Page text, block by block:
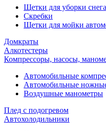
Щетки для уборки
Скребки
Щетки для мойки
Домкраты
Алкотестеры
Компрессоры, насосы,
Автомобильные
Автомобильные
Воздушные манометры
Плед с подогревом
Автохолодильники